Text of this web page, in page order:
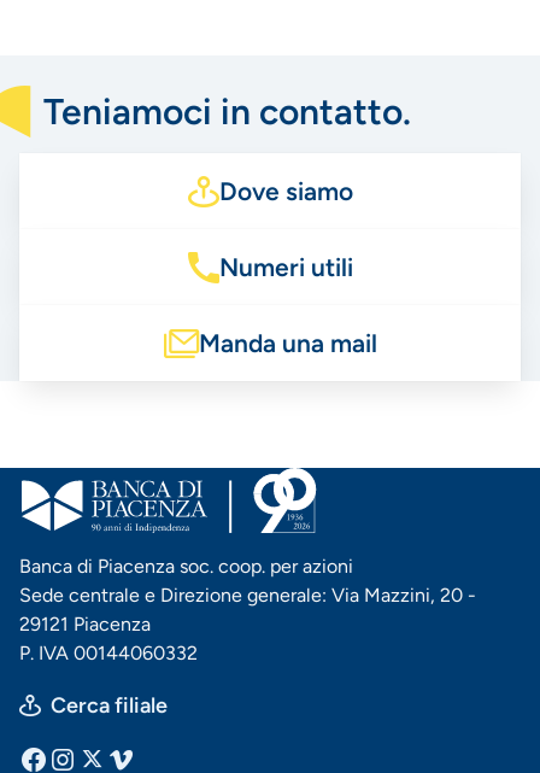
Teniamoci in contatto.
Dove siamo
Numeri utili
Manda una mail
Banca di Piacenza soc. coop. per azioni
Sede centrale e Direzione generale: Via Mazzini, 20 -
29121 Piacenza
P. IVA 00144060332
Cerca filiale